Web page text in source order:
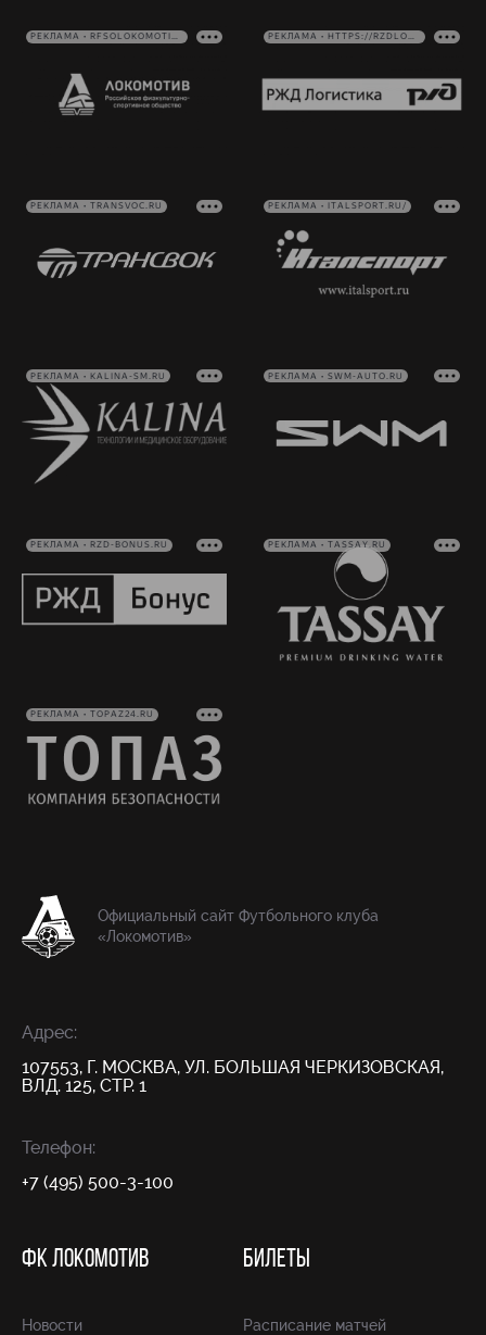
РЕКЛАМА • RFSOLOKOMOTIV.RU РЕКЛАМА • HTTPS://RZDLOG.RU/
РЕКЛАМА • TRANSVOC.RU РЕКЛАМА • ITALSPORT.RU/
РЕКЛАМА • KALINA-SM.RU РЕКЛАМА • SWM-AUTO.RU
РЕКЛАМА • RZD-BONUS.RU РЕКЛАМА • TASSAY.RU
РЕКЛАМА • TOPAZ24.RU
Официальный сайт Футбольного клуба
«Локомотив»
Адрес:
107553, Г. МОСКВА, УЛ. БОЛЬШАЯ ЧЕРКИЗОВСКАЯ,
ВЛД. 125, СТР. 1
Телефон:
+7 (495) 500-3-100
ФК ЛОКОМОТИВ
Новости
БИЛЕТЫ
Расписание матчей